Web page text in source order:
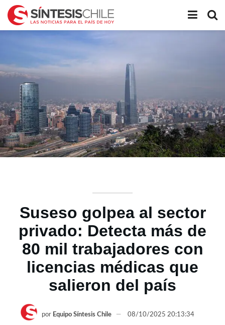
Suseso golpea al sector
privado: Detecta más de
80 mil trabajadores con
licencias médicas que
salieron del país
por Equipo Síntesis Chile 08/10/2025 20:13:34